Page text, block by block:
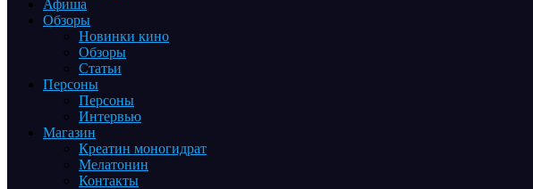
Афиша
Обзоры
Новинки кино
Обзоры
Статьи
Персоны
Персоны
Интервью
Магазин
Креатин моногидрат
Мелатонин
Контакты